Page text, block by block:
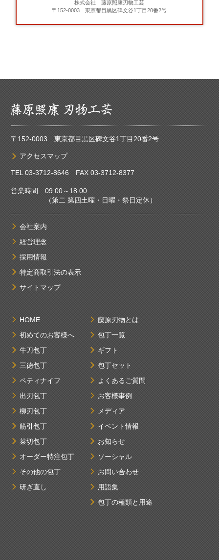
株式会社 藤原照康刃物工芸
〒152-0003 東京都目黒区碑文谷1丁目20番2号
〒152-0003 東京都目黒区碑文谷1丁目20番2号
アクセスマップ
TEL03-3712-8646FAX 03-3712-8377
営業時間 09:00～18:00
（第二 第四土曜・日曜・祭日定休）
会社案内
経営理念
採用情報
特定商取引法の表示
サイトマップ
HOME
初めてのお客様へ
牛刀包丁
三徳包丁
ペティナイフ
出刃包丁
柳刃包丁
筋引包丁
菜切包丁
オーダー特注包丁
その他の包丁
研ぎ直し
藤原刃物とは
包丁一覧
ギフト
包丁セット
よくあるご質問
お客様事例
メディア
イベント情報
お知らせ
ソーシャル
お問い合わせ
用語集
包丁の種類と用途